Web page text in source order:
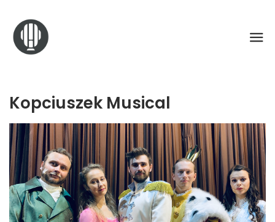
Kopciuszek Musical